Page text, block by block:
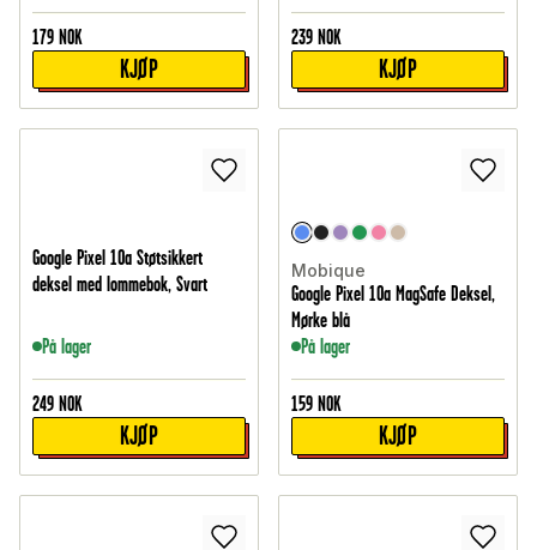
179 NOK
KJØP
239 NOK
KJØP
Google Pixel 10a Støtsikkert
deksel med lommebok, Svart
På lager
249 NOK
KJØP
Mobique
Google Pixel 10a MagSafe Deksel,
Mørke blå
På lager
159 NOK
KJØP